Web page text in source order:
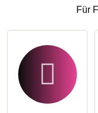
FitnessStudio-
Für